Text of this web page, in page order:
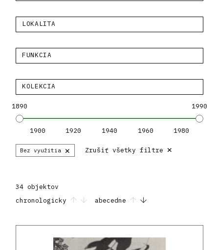
LOKALITA
FUNKCIA
KOLEKCIA
1890 1990
1900 1920 1940 1960 1980
Bez využitia × Zrušiť všetky filtre ×
34 objektov
chronologicky
abecedne